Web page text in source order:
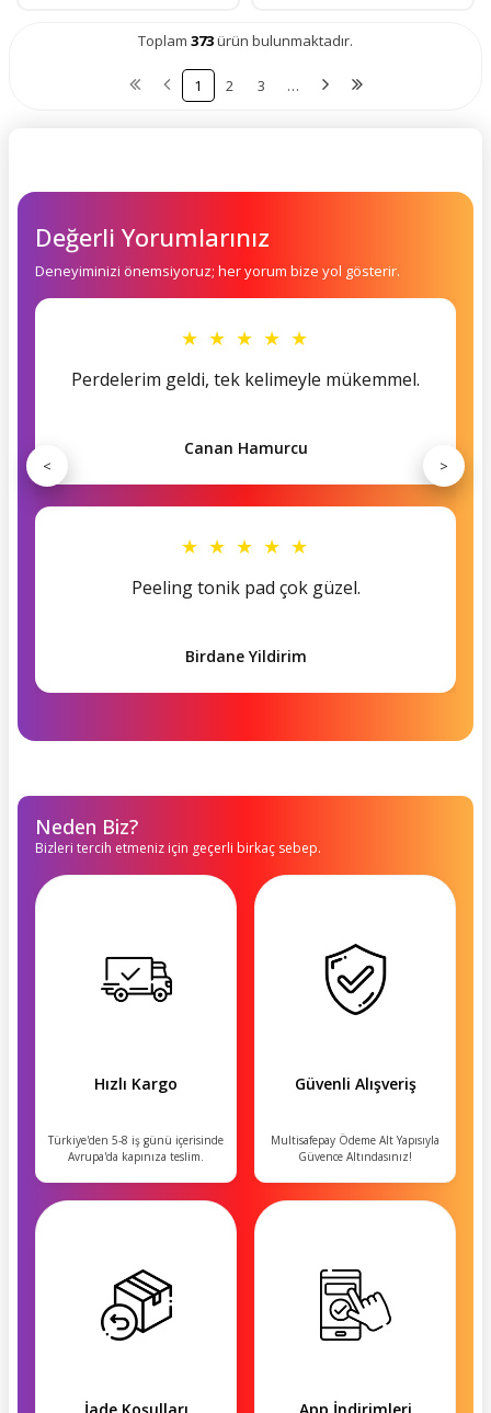
Toplam 373ürün bulunmaktadır.
1 2 3 …
Değerli Yorumlarınız
Deneyiminizi önemsiyoruz; her yorum bize yol gösterir.
★ ★ ★ ★ ★
Perdelerim geldi, tek kelimeyle mükemmel.
Canan Hamurcu
★ ★ ★ ★ ★
Peeling tonik pad çok güzel.
Birdane Yildirim
< >
Neden Biz?
Bizleri tercih etmeniz için geçerli birkaç sebep.
Hızlı Kargo
Türkiye'den 5-8 iş günü içerisinde
Avrupa'da kapınıza teslim.
Güvenli Alışveriş
Multisafepay Ödeme Alt Yapısıyla
Güvence Altındasınız!
İade Koşulları App İndirimleri